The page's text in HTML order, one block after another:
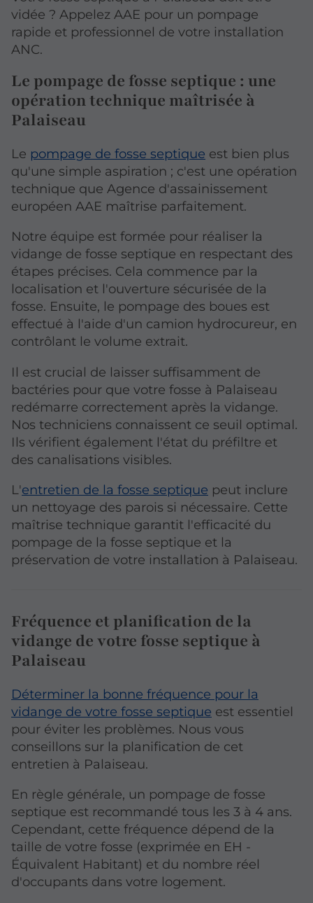
vidée ? Appelez AAE pour un pompage
rapide et professionnel de votre installation
ANC.
Le pompage de fosse septique : une
opération technique maîtrisée à
Palaiseau
Le pompage de fosse septique est bien plus
qu'une simple aspiration ; c'est une opération
technique que Agence d'assainissement
européen AAE maîtrise parfaitement.
Notre équipe est formée pour réaliser la
vidange de fosse septique en respectant des
étapes précises. Cela commence par la
localisation et l'ouverture sécurisée de la
fosse. Ensuite, le pompage des boues est
effectué à l'aide d'un camion hydrocureur, en
contrôlant le volume extrait.
Il est crucial de laisser suffisamment de
bactéries pour que votre fosse à Palaiseau
redémarre correctement après la vidange.
Nos techniciens connaissent ce seuil optimal.
Ils vérifient également l'état du préfiltre et
des canalisations visibles.
L'entretien de la fosse septique peut inclure
un nettoyage des parois si nécessaire. Cette
maîtrise technique garantit l'efficacité du
pompage de la fosse septique et la
préservation de votre installation à Palaiseau.
Fréquence et planification de la
vidange de votre fosse septique à
Palaiseau
Déterminer la bonne fréquence pour la
vidange de votre fosse septique est essentiel
pour éviter les problèmes. Nous vous
conseillons sur la planification de cet
entretien à Palaiseau.
En règle générale, un pompage de fosse
septique est recommandé tous les 3 à 4 ans.
Cependant, cette fréquence dépend de la
taille de votre fosse (exprimée en EH -
Équivalent Habitant) et du nombre réel
d'occupants dans votre logement.